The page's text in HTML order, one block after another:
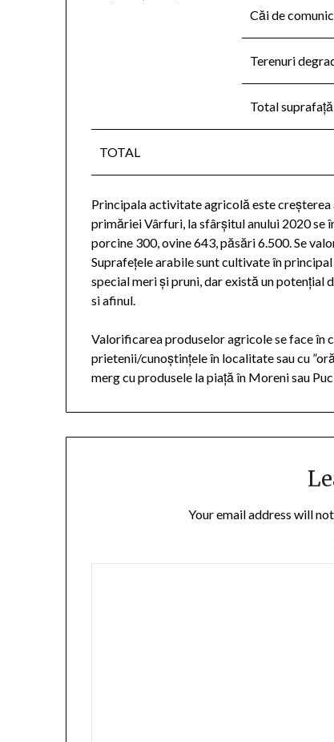
Căi de
Terenuri
Total
TOTAL
Principala activitate agricolă este
primăriei Vârfuri, la sfârșitul anului 2020 se
porcine 300, ovine 643, păsări 6.500. Se
Suprafețele arabile sunt cultivate în
special meri și pruni, dar există un
si afinul.
Valorificarea produselor agricole se face în
prietenii/cunoștințele în localitate sau cu
merg cu produsele la piață în Moreni sau
Your email address will